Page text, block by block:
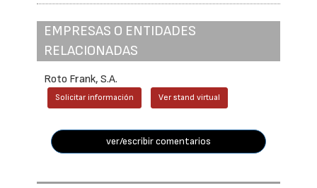
EMPRESAS O ENTIDADES
RELACIONADAS
Roto Frank, S.A.
Solicitar información Ver stand virtual
ver/escribir comentarios